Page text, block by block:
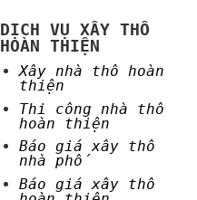
DỊCH VỤ XÂY THÔ
HOÀN THIỆN
Xây nhà thô hoàn
thiện
Thi công nhà thô
hoàn thiện
Báo giá xây thô
nhà phố
Báo giá xây thô